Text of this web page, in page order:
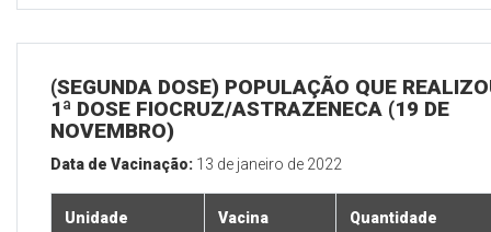
(SEGUNDA DOSE) POPULAÇÃO QUE
1ª DOSE FIOCRUZ/ASTRAZENECA (19 DE
NOVEMBRO)
Data de Vacinação: 13 de janeiro de 2022
Unidade Vacina Quantidade